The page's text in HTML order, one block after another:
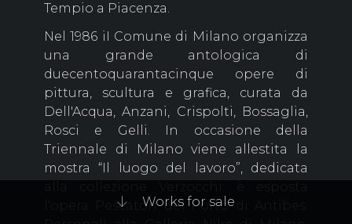
Works for sale
Tempio a Piacenza.
Nel 1986 iI Comune di Milano organizza
una grande antologica di
duecentoquarantacinque opere di
pittura, scultura e grafica, curata da
Dell'Acqua, Anzani, Crispolti, Bossaglia,
Rosci e Gelli. In occasione della
Triennale di Milano viene allestita la
mostra “Il luogo del lavoro”, dedicata
l'opera Pescatori del Porto di Antibes.